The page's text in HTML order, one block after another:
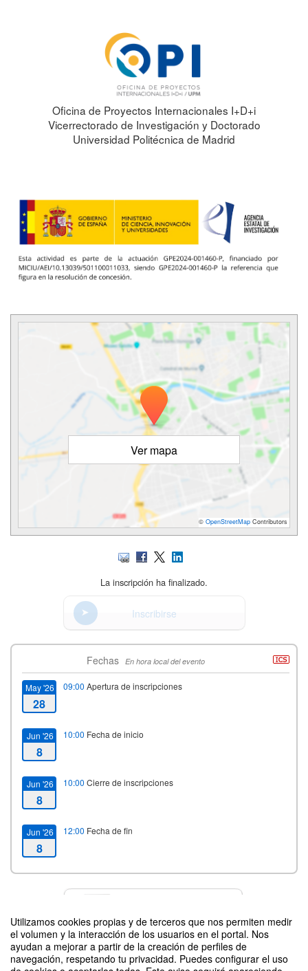
Utilizamos cookies propias y de terceros que nos permiten medir
el volumen y la interacción de los usuarios en el portal. Nos
ayudan a mejorar a partir de la creación de perfiles de
navegación, respetando tu privacidad. Puedes configurar el uso
Oficina de Proyectos Internacionales I+D+i
Vicerrectorado de Investigación y Doctorado
Universidad Politécnica de Madrid
Ver mapa
© OpenStreetMap Contributors
La inscripción ha finalizado.
Inscribirse
Fechas En hora local del evento
May '26
28
09:00 Apertura de inscripciones
Jun '26
8
10:00 Fecha de inicio
Jun '26
8
10:00 Cierre de inscripciones
Jun '26
8
12:00 Fecha de fin
Difunde tu evento poniendo el siguiente código en tu sitio